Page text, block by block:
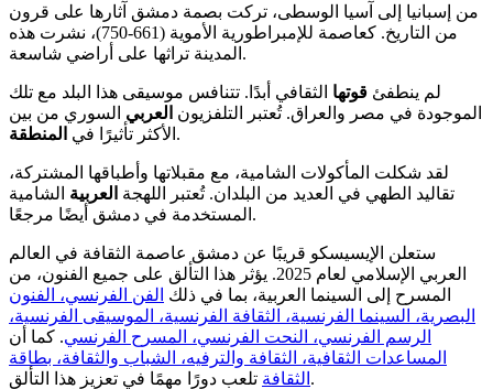
من إسبانيا إلى آسيا الوسطى، تركت بصمة دمشق آثارها على قرون
من التاريخ. كعاصمة للإمبراطورية الأموية (661-750)، نشرت هذه
المدينة تراثها على أراضي شاسعة.
لم ينطفئ قوتها الثقافي أبدًا. تتنافس موسيقى هذا البلد مع تلك
الموجودة في مصر والعراق. تُعتبر التلفزيون العربي السوري من بين
الأكثر تأثيرًا في المنطقة .
لقد شكلت المأكولات الشامية، مع مقبلاتها وأطباقها المشتركة،
تقاليد الطهي في العديد من البلدان. تُعتبر اللهجة العربية الشامية
المستخدمة في دمشق أيضًا مرجعًا.
ستعلن الإيسيسكو قريبًا عن دمشق عاصمة الثقافة في العالم
العربي الإسلامي لعام 2025. يؤثر هذا التألق على جميع الفنون، من
المسرح إلى السينما العربية، بما في ذلك الفن الفرنسي، الفنون
البصرية، السينما الفرنسية، الثقافة الفرنسية، الموسيقى الفرنسية،
الرسم الفرنسي، النحت الفرنسي، المسرح الفرنسي. كما أن
المساعدات الثقافية، الثقافة والترفيه، الشباب والثقافة، بطاقة
الثقافة تلعب دورًا مهمًا في تعزيز هذا التألق.